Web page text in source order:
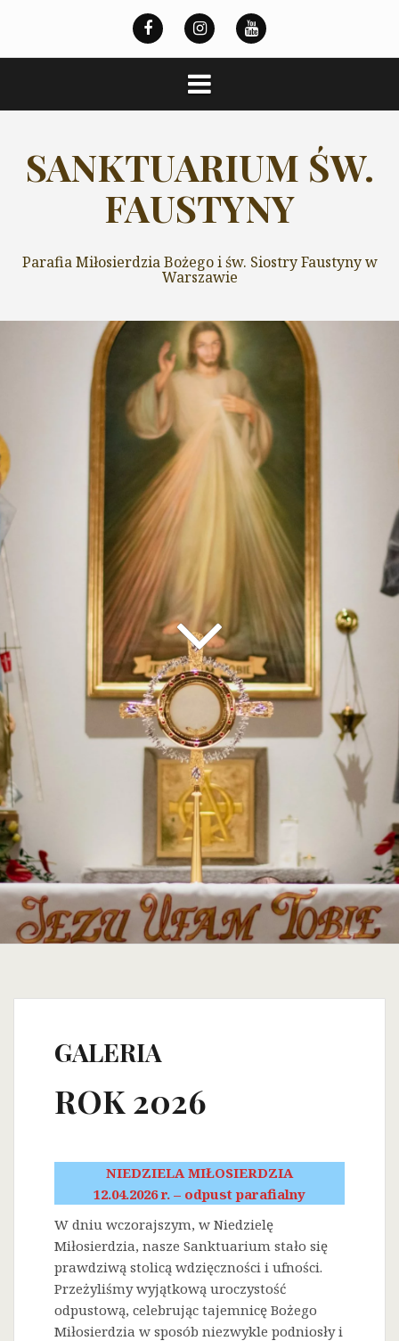
treści
SANKTUARIUM ŚW.
FAUSTYNY
Parafia Miłosierdzia Bożego i św. Siostry Faustyny w
Warszawie
GALERIA
ROK 2026
NIEDZIELA MIŁOSIERDZIA
12.04.2026 r. – odpust parafialny
W dniu wczorajszym, w Niedzielę
Miłosierdzia, nasze Sanktuarium stało się
prawdziwą stolicą wdzięczności i ufności.
Przeżyliśmy wyjątkową uroczystość
odpustową, celebrując tajemnicę Bożego
Miłosierdzia w sposób niezwykle podniosły i